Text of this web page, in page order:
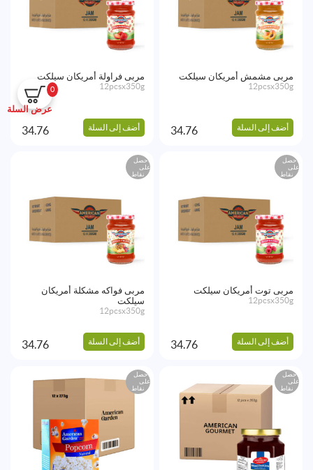
0
عرض السلة
مربى مشمش أمريكان سيلكت
12pcsx350g
أضف إلى السلة 34.76
مربى فراولة أمريكان سيلكت
12pcsx350g
أضف إلى السلة 34.76
احصل
على
نقاط
مربى توت أمريكان سيلكت
12pcsx350g
أضف إلى السلة 34.76
احصل
على
نقاط
مربى فواكه مشكلة أمريكان
سيلكت
12pcsx350g
أضف إلى السلة 34.76
احصل
على
نقاط
احصل
على
نقاط